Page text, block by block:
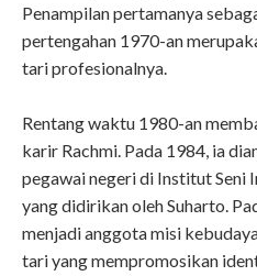
Penampilan pertamanya
pertengahan 1970-an
tari profesionalnya.
Rentang waktu 1980-an
karir Rachmi. Pada 1984, ia
pegawai negeri di Institut Seni
yang didirikan oleh Suharto.
menjadi anggota misi
tari yang mempromosikan